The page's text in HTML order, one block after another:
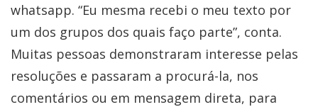
whatsapp. “Eu mesma recebi o meu texto por
um dos grupos dos quais faço parte”, conta.
Muitas pessoas demonstraram interesse pelas
resoluções e passaram a procurá-la, nos
comentários ou em mensagem direta, para